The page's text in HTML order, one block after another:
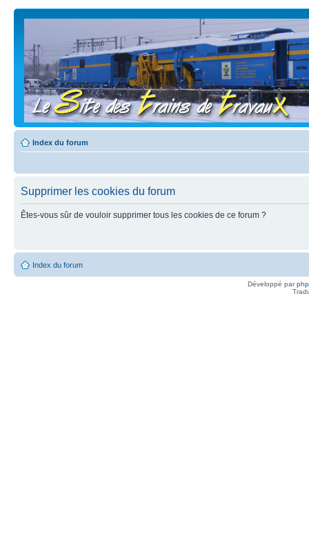
Index du forum
Supprimer les cookies du forum
Êtes-vous sûr de vouloir supprimer tous les cookies de ce forum ?
Index du forum
Développé par